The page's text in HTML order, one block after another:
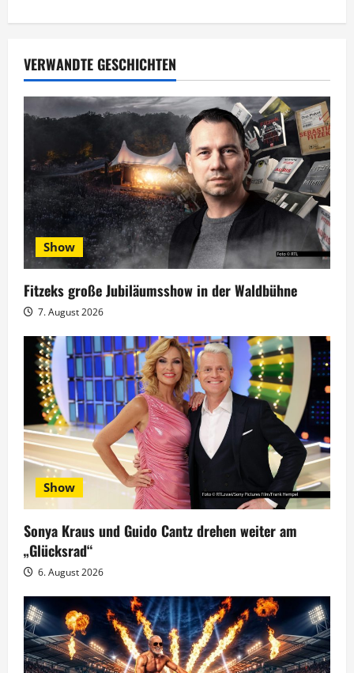
r
a
g
s
n
a
v
i
g
a
o
n
VERWANDTE GESCHICHTEN
Show
Fitzeks große Jubiläumsshow in der Waldbühne
7. August 2026
Show
Sonya Kraus und Guido Cantz drehen weiter am
„Glücksrad“
6. August 2026